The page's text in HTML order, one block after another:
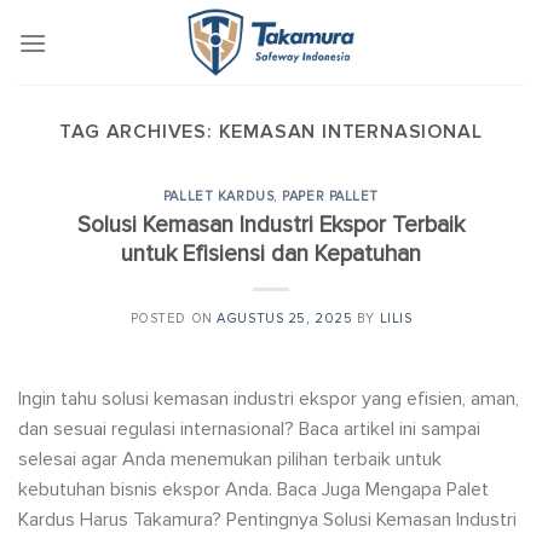
TAG ARCHIVES: KEMASAN INTERNASIONAL
PALLET KARDUS, PAPER PALLET
Solusi Kemasan Industri Ekspor Terbaik
untuk Efisiensi dan Kepatuhan
POSTED ONAGUSTUS 25, 2025 BY LILIS
Ingin tahu solusi kemasan industri ekspor yang efisien, aman,
dan sesuai regulasi internasional? Baca artikel ini sampai
selesai agar Anda menemukan pilihan terbaik untuk
kebutuhan bisnis ekspor Anda. Baca Juga Mengapa Palet
Kardus Harus Takamura? Pentingnya Solusi Kemasan Industri